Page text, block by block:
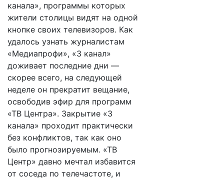
канала», программы которых
жители столицы видят на одной
кнопке своих телевизоров. Как
удалось узнать журналистам
«Медиапрофи», «3 канал»
доживает последние дни —
скорее всего, на следующей
неделе он прекратит вещание,
освободив эфир для программ
«ТВ Центра». Закрытие «3
канала» проходит практически
без конфликтов, так как оно
было прогнозируемым. «ТВ
Центр» давно мечтал избавится
от соседа по телечастоте, и